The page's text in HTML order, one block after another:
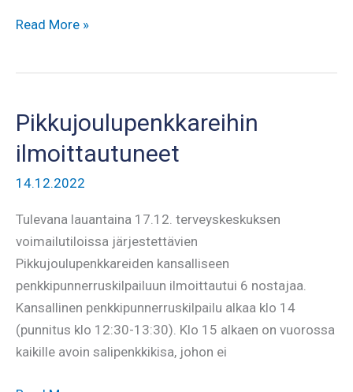
Sauli
Read More »
Pikkujoulupenkkareihin
ilmoittautuneet
14.12.2022
Tulevana lauantaina 17.12. terveyskeskuksen
voimailutiloissa järjestettävien
Pikkujoulupenkkareiden kansalliseen
penkkipunnerruskilpailuun ilmoittautui 6 nostajaa.
Kansallinen penkkipunnerruskilpailu alkaa klo 14
(punnitus klo 12:30-13:30). Klo 15 alkaen on vuorossa
kaikille avoin salipenkkikisa, johon ei